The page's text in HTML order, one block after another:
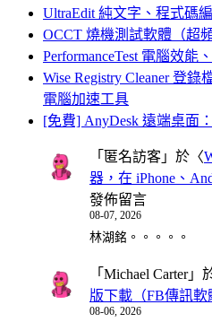
UltraEdit 純文字、程式碼
OCCT 燒機測試軟體（超
PerformanceTest 電腦效
Wise Registry Cleaner 登
電腦加速工具
[免費] AnyDesk 遠端桌面
「 匿名訪客 」於〈
器，在 iPhone、
發佈留言
08-07, 2026
林湖銘。。。。。
「 Michael Carter」
版下載（FB傳訊軟
08-06, 2026